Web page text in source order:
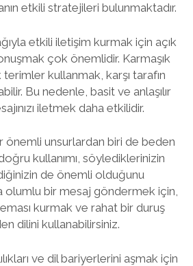
etkili stratejileri bulunmaktadır.
etkili iletişim kurmak için açık
çok önemlidir. Karmaşık
kullanmak, karşı tarafın
Bu nedenle, basit ve anlaşılır
iletmek daha etkilidir.
önemli unsurlardan biri de beden
kullanımı, söylediklerinizin
de önemli olduğunu
olumlu bir mesaj göndermek için,
kurmak ve rahat bir duruş
dilini kullanabilirsiniz.
ve dil bariyerlerini aşmak için